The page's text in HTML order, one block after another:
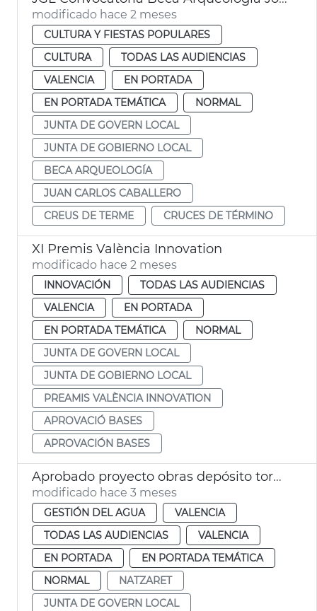
modificado hace 2 meses
CULTURA Y FIESTAS POPULARES
CULTURA
TODAS LAS AUDIENCIAS
VALENCIA
EN PORTADA
EN PORTADA TEMÁTICA
NORMAL
JUNTA DE GOVERN LOCAL
JUNTA DE GOBIERNO LOCAL
BECA ARQUEOLOGÍA
JUAN CARLOS CABALLERO
CREUS DE TERME
CRUCES DE TÉRMINO
XI Premis València Innovation
modificado hace 2 meses
INNOVACIÓN
TODAS LAS AUDIENCIAS
VALENCIA
EN PORTADA
EN PORTADA TEMÁTICA
NORMAL
JUNTA DE GOVERN LOCAL
JUNTA DE GOBIERNO LOCAL
PREAMIS VALÈNCIA INNOVATION
APROVACIÓ BASES
APROVACIÓN BASES
Aprobado proyecto obras depósito tormentas Nazaret
modificado hace 3 meses
GESTIÓN DEL AGUA
VALENCIA
TODAS LAS AUDIENCIAS
VALENCIA
EN PORTADA
EN PORTADA TEMÁTICA
NORMAL
NATZARET
JUNTA DE GOVERN LOCAL